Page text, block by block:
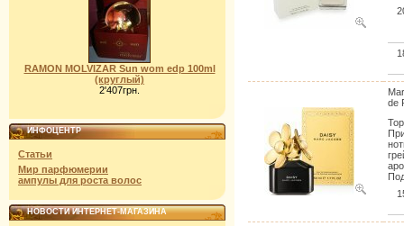
RAMON MOLVIZAR Sun wom edp 100ml
(круглый)
2'407грн.
ИНФОЦЕНТР
Статьи
Мир парфюмерии
ампулы для роста волос
НОВОСТИ ИНТЕРНЕТ-МАГАЗИНА
de